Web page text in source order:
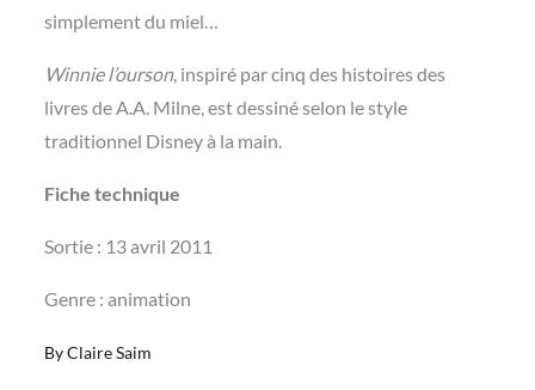
simplement du miel…
Winnie l’ourson, inspiré par cinq des histoires des
livres de A.A. Milne, est dessiné selon le style
traditionnel Disney à la main.
Fiche technique
Sortie : 13 avril 2011
Genre : animation
ByClaire Saim